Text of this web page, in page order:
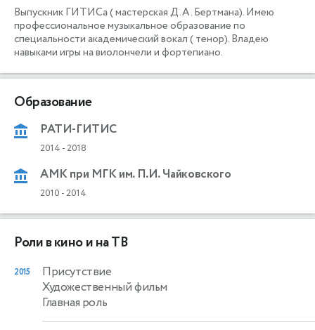
Выпускник ГИТИСа ( мастерская Д.А. Бертмана). Имею
профессиональное музыкальное образование по
специальности академический вокал ( тенор). Владею
навыками игры на виолончели и фортепиано.
Образование
РАТИ-ГИТИС
2014 - 2018
АМК при МГК им. П.И. Чайковского
2010 - 2014
Роли в кино и на ТВ
2015
Присутствие
Художественный фильм
Главная роль